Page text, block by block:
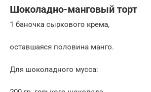
Шоколадно-манговый торт
1 баночка сыркового крема,
оставшаяся половина манго.
Для шоколадного мусса: